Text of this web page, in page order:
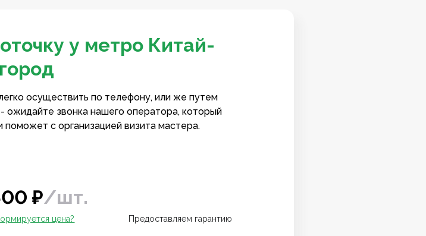
у метро Китай-
город
осуществить по телефону, или же путем
ожидайте звонка нашего оператора, который
с организацией визита мастера.
₽/шт.
цена? Предоставляем гарантию